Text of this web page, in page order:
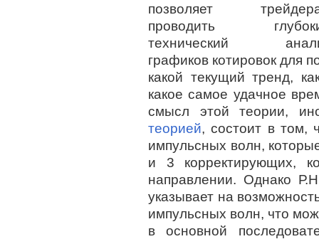
позволяет
проводить
технический
графиков котировок для
какой текущий тренд,
какое самое удачное
смысл этой теории,
теорией, состоит в том,
импульсных волн,
и 3 корректирующих,
направлении. Однако
указывает на
импульсных волн, что
в основной